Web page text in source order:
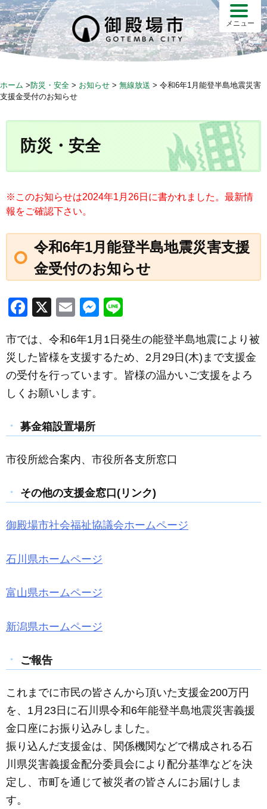
S
k
i
p
c
メニュー
ホーム >防災・安全 > お知らせ > 無線放送 > 令和6年1月能登半島地震災害
支援金受付のお知らせ
防災・安全
※このお知らせは2024年1月26日に書かれました。最新情
報をご確認下さい。
令和6年1月能登半島地震災害支援
金受付のお知らせ
F
c
e
b
o
o
k
X
E
ail
M
ss
e
n
e
市では、令和6年1月1日発生の能登半島地震により被
災した皆様を支援するため、2月29日(木)まで支援金
の受付を行っています。皆様の温かいご支援をよろ
しくお願いします。
募金箱設置場所
市役所総合案内、市役所各支所窓口
その他の支援金窓口(リンク)
御殿場市社会福祉協議会ホームページ
石川県ホームページ
富山県ホームページ
新潟県ホームページ
ご報告
これまでに市民の皆さんから頂いた支援金200万円
を、1月23日に石川県令和6年能登半島地震災害義援
金口座にお振り込みしました。
振り込んだ支援金は、関係機関などで構成される石
川県災害義援金配分委員会により配分基準などを決
定し、市町を通じて被災者の皆さんにお届けしま
す。